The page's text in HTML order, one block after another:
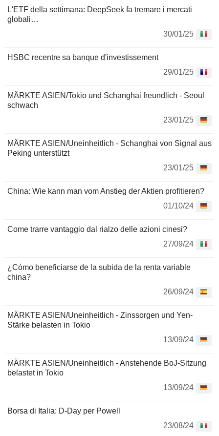
L'ETF della settimana: DeepSeek fa tremare i mercati
globali…
30/01/25
HSBC recentre sa banque d'investissement
29/01/25
MÄRKTE ASIEN/Tokio und Schanghai freundlich - Seoul
schwach
23/01/25
MÄRKTE ASIEN/Uneinheitlich - Schanghai von Signal aus
Peking unterstützt
23/01/25
China: Wie kann man vom Anstieg der Aktien profitieren?
01/10/24
Come trarre vantaggio dal rialzo delle azioni cinesi?
27/09/24
¿Cómo beneficiarse de la subida de la renta variable
china?
26/09/24
MÄRKTE ASIEN/Uneinheitlich - Zinssorgen und Yen-
Stärke belasten in Tokio
13/09/24
MÄRKTE ASIEN/Uneinheitlich - Anstehende BoJ-Sitzung
belastet in Tokio
13/09/24
Borsa di Italia: D-Day per Powell
23/08/24